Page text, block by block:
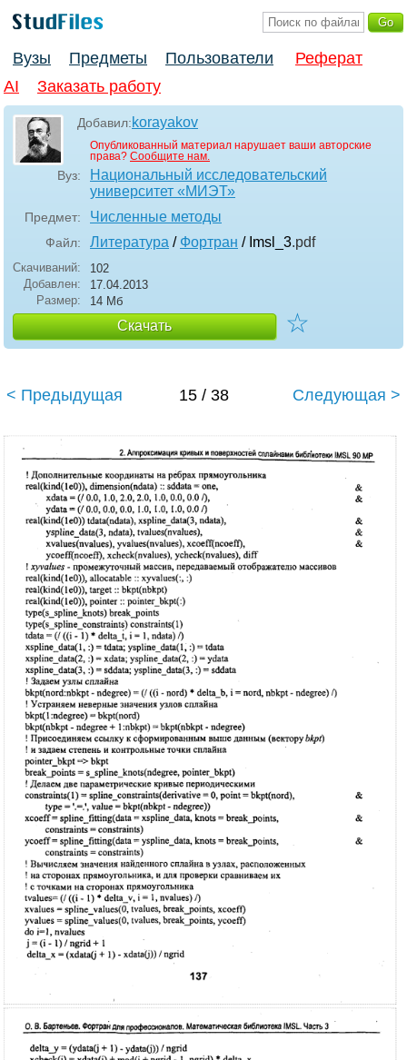
Вузы Предметы Пользователи
Реферат
AI
Заказать работу
Добавил:korayakov
Опубликованный материал нарушает ваши авторские
права? Сообщите нам.
Вуз:
Национальный исследовательский
университет «МИЭТ»
Предмет: Численные методы
Файл: Литература / Фортран / Imsl_3.pdf
Скачиваний:
102
Добавлен:
17.04.2013
Размер:
14 Мб
Скачать ☆
< Предыдущая 15 / 38 Следующая >